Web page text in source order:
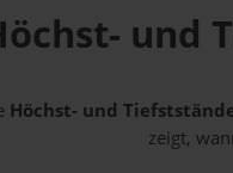
und
Höchst- und
zeigt,